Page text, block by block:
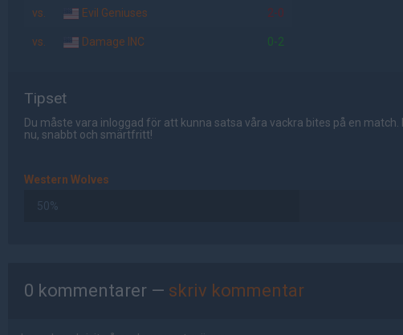
vs. Evil Geniuses 2-0
vs. Damage INC 0-2
Tipset
Du måste vara inloggad för att kunna satsa våra vackra bites på en match.
nu, snabbt och smärtfritt!
Western Wolves
50%
0 kommentarer — skriv kommentar